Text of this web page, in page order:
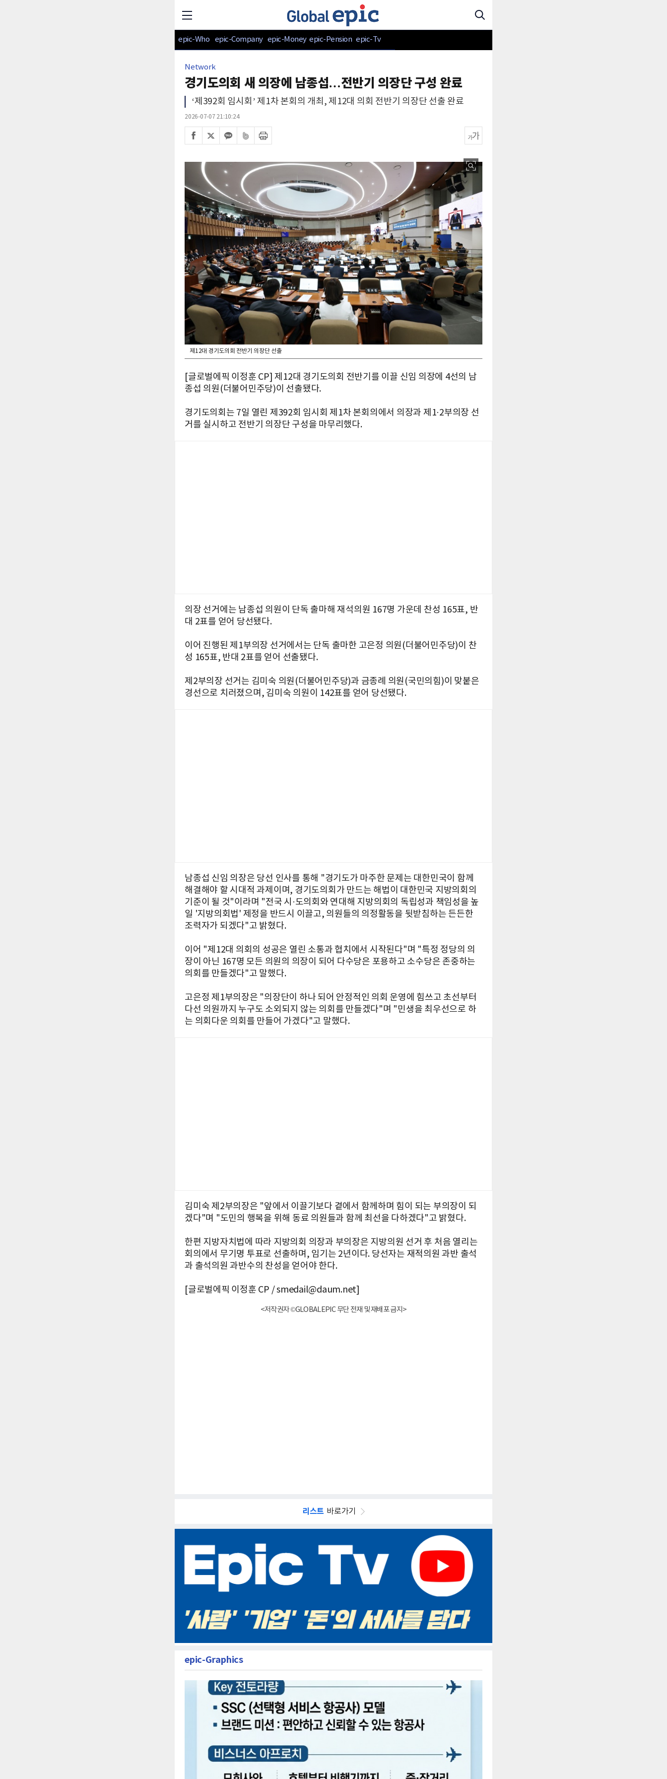
epic-Who epic-Company epic-Money epic-Pension epic-Tv
Network
경기도의회 새 의장에 남종섭…전반기 의장단 구성 완료
‘제392회 임시회’ 제1차 본회의 개최, 제12대 의회 전반기 의장단 선출 완료
2026-07-07 21:10:24
제12대 경기도의회 전반기 의장단 선출
[글로벌에픽 이정훈 CP] 제12대 경기도의회 전반기를 이끌 신임 의장에 4선의 남
종섭 의원(더불어민주당)이 선출됐다.
경기도의회는 7일 열린 제392회 임시회 제1차 본회의에서 의장과 제1·2부의장 선
거를 실시하고 전반기 의장단 구성을 마무리했다.
의장 선거에는 남종섭 의원이 단독 출마해 재석의원 167명 가운데 찬성 165표, 반
대 2표를 얻어 당선됐다.
이어 진행된 제1부의장 선거에서는 단독 출마한 고은정 의원(더불어민주당)이 찬
성 165표, 반대 2표를 얻어 선출됐다.
제2부의장 선거는 김미숙 의원(더불어민주당)과 금종례 의원(국민의힘)이 맞붙은
경선으로 치러졌으며, 김미숙 의원이 142표를 얻어 당선됐다.
남종섭 신임 의장은 당선 인사를 통해 "경기도가 마주한 문제는 대한민국이 함께
해결해야 할 시대적 과제이며, 경기도의회가 만드는 해법이 대한민국 지방의회의
기준이 될 것"이라며 "전국 시·도의회와 연대해 지방의회의 독립성과 책임성을 높
일 '지방의회법' 제정을 반드시 이끌고, 의원들의 의정활동을 뒷받침하는 든든한
조력자가 되겠다"고 밝혔다.
이어 "제12대 의회의 성공은 열린 소통과 협치에서 시작된다"며 "특정 정당의 의
장이 아닌 167명 모든 의원의 의장이 되어 다수당은 포용하고 소수당은 존중하는
의회를 만들겠다"고 말했다.
고은정 제1부의장은 "의장단이 하나 되어 안정적인 의회 운영에 힘쓰고 초선부터
다선 의원까지 누구도 소외되지 않는 의회를 만들겠다"며 "민생을 최우선으로 하
는 의회다운 의회를 만들어 가겠다"고 말했다.
김미숙 제2부의장은 "앞에서 이끌기보다 곁에서 함께하며 힘이 되는 부의장이 되
겠다"며 "도민의 행복을 위해 동료 의원들과 함께 최선을 다하겠다"고 밝혔다.
한편 지방자치법에 따라 지방의회 의장과 부의장은 지방의원 선거 후 처음 열리는
회의에서 무기명 투표로 선출하며, 임기는 2년이다. 당선자는 재적의원 과반 출석
과 출석의원 과반수의 찬성을 얻어야 한다.
[글로벌에픽 이정훈 CP / smedail@daum.net]
<저작권자 ©GLOBALEPIC 무단 전재 및 재배포 금지>
리스트 바로가기
epic-Graphics